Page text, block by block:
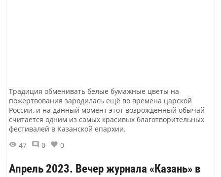
Традиция обменивать белые бумажные цветы на
пожертвования зародилась ещё во времена царской
России, и на данный момент этот возрожденный обычай
считается одним из самых красивых благотворительных
фестивалей в Казанской епархии.
47
0 0
Апрель 2023. Вечер журнала «Казань» в